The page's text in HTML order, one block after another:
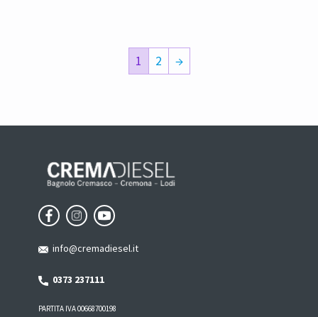
1 2 →
info@cremadiesel.it
0373 237111
PARTITA IVA 00668700198